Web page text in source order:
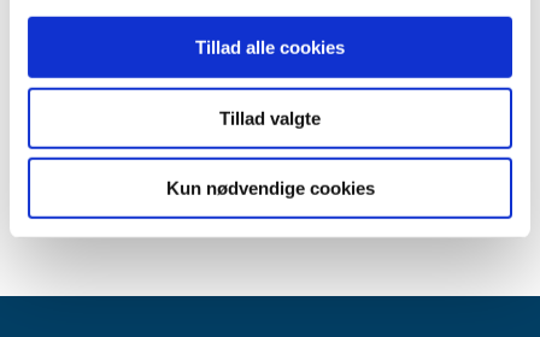
Tillad alle cookies
Tillad valgte
Kun nødvendige cookies
2011 (13)
2009 (14)
2007 (3)